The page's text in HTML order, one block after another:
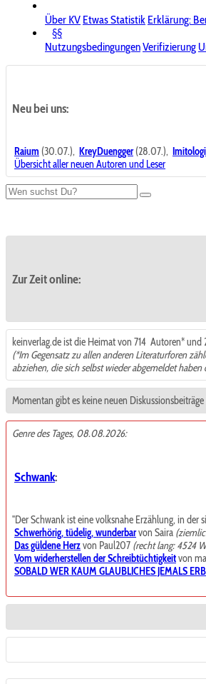
Über KV Etwas Statistik Erklärung:
§§
NutzungsbedingungenVerifizierung
Neu bei uns:
Raium (30.07.), KreyDuengger(28.07.),
Übersicht aller neuen Autoren und Leser
Zur Zeit online:
keinverlag.de ist die Heimat von 714 Autoren* und
(*Im Gegensatz zu allen anderen Literaturforen
abziehen, die sich selbst wieder abgemeldet
Momentan gibt es keine neuen
Genre des Tages, 08.08.2026:
Schwank:
"Der Schwank ist eine volksnahe Erzählung, in der
Schwerhörig, tüdelig, wunderbarvon Saira
Das güldene Herzvon Paul207 (recht lang: 4524
Vom widerherstellen der Schreibtüchtigkeitvon
SOBALD WER KAUM GLAUBLICHES JEMALS